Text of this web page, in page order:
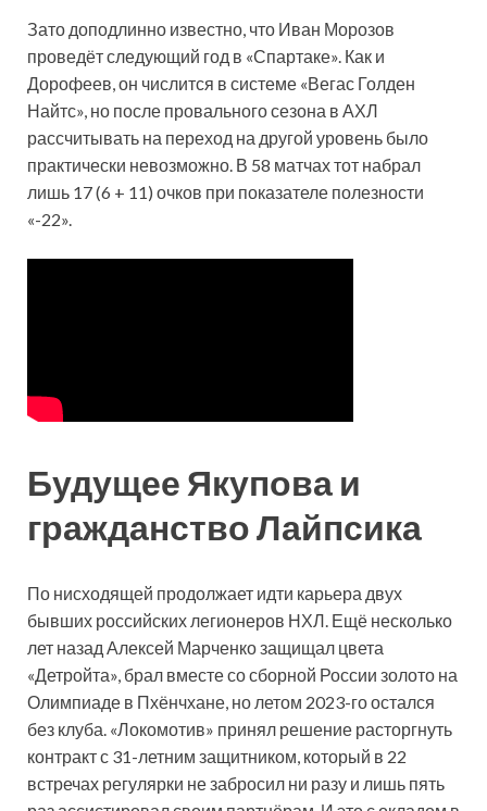
Зато доподлинно известно, что Иван Морозов
проведёт следующий год в «Спартаке». Как и
Дорофеев, он числится в системе «Вегас Голден
Найтс», но после провального сезона в АХЛ
рассчитывать на переход на другой уровень было
практически невозможно. В 58 матчах тот набрал
лишь 17 (6 + 11) очков при показателе полезности
«-22».
Будущее Якупова и
гражданство Лайпсика
По нисходящей продолжает идти карьера двух
бывших российских легионеров НХЛ. Ещё несколько
лет назад Алексей Марченко защищал цвета
«Детройта», брал вместе со сборной России золото на
Олимпиаде в Пхёнчхане, но летом 2023-го остался
без клуба. «Локомотив» принял решение расторгнуть
контракт с 31-летним защитником, который в 22
встречах регулярки не забросил ни разу и лишь пять